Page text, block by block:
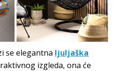
se elegantna ljuljaška
izgleda, ona će